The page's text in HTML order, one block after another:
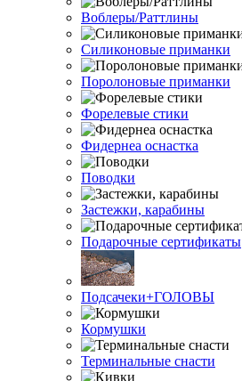
Воблеры/Раттлины
Силиконовые приманки
Поролоновые приманки
Форелевые стики
Фидернеа оснастка
Поводки
Застежки, карабины
Подарочные сертификаты
Подсачеки+ГОЛОВЫ
Кормушки
Терминальные снасти